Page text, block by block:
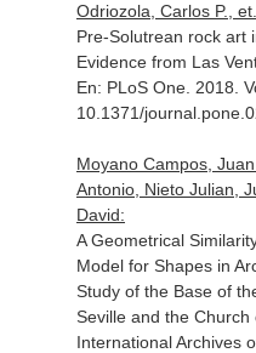
Odriozola, Carlos P.,
Pre-Solutrean rock art
Evidence from Las
En: PLoS One. 2018.
10.1371/
Moyano Campos,
Antonio, Nieto Julian,
David:
A Geometrical
Model for Shapes in
Study of the Base of
Seville and the Church
International Archives